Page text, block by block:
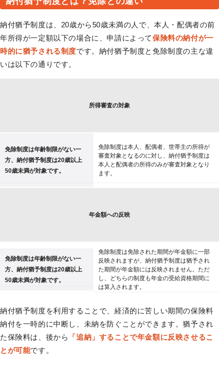
納付猶予制度は、20歳から50歳未満の人で、本人・配偶者の前
年所得が一定額以下の場合に、申請によって保険料の納付が一
時的に猶予される制度です。納付猶予制度と免除制度の主な違
いは以下の通りです。
所得審査の対象
免除制度は年齢制限がない一
方、納付猶予制度は20歳以上
50歳未満が対象です。
免除制度は本人、配偶者、世帯主の所得が
審査対象となるのに対し、納付猶予制度は
本人と配偶者の所得のみが審査対象となり
ます。
年金額への反映
免除制度は年齢制限がない一
方、納付猶予制度は20歳以上
50歳未満が対象です。
免除制度は免除された期間が年金額に一部
反映されますが、納付猶予制度は猶予され
た期間が年金額には反映されません。ただ
し、どちらの制度も年金の受給資格期間に
は算入されます。
納付猶予制度を利用することで、経済的に苦しい期間の保険料
納付を一時的に中断し、未納を防ぐことができます。猶予され
た保険料は、後から
「追納」することで年金額に反映させるこ
とが可能です。